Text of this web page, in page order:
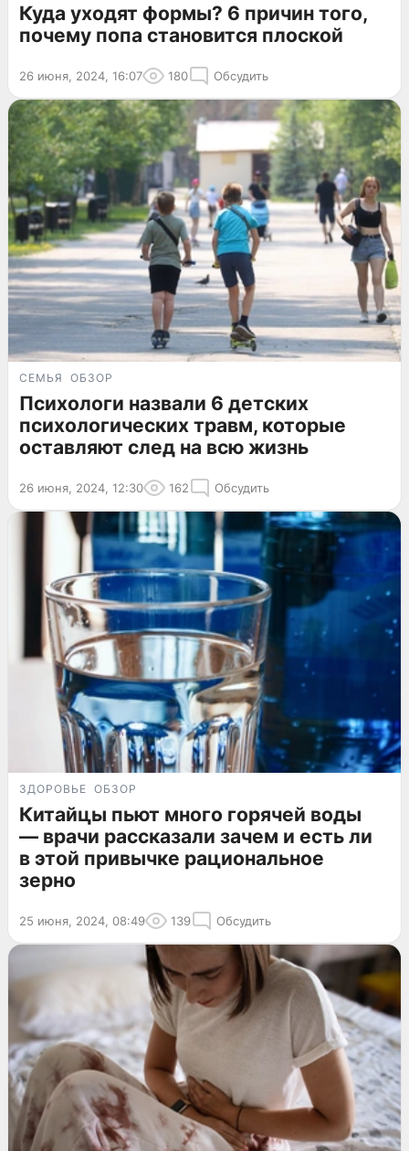
Куда уходят формы? 6 причин того,
почему попа становится плоской
26 июня, 2024, 16:07 180 Обсудить
СЕМЬЯ ОБЗОР
Психологи назвали 6 детских
психологических травм, которые
оставляют след на всю жизнь
26 июня, 2024, 12:30 162 Обсудить
ЗДОРОВЬЕ ОБЗОР
Китайцы пьют много горячей воды
— врачи рассказали зачем и есть ли
в этой привычке рациональное
зерно
25 июня, 2024, 08:49 139 Обсудить